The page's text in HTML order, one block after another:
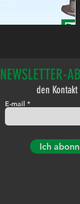
NEWSLETTER-
den
E-mail
Ich